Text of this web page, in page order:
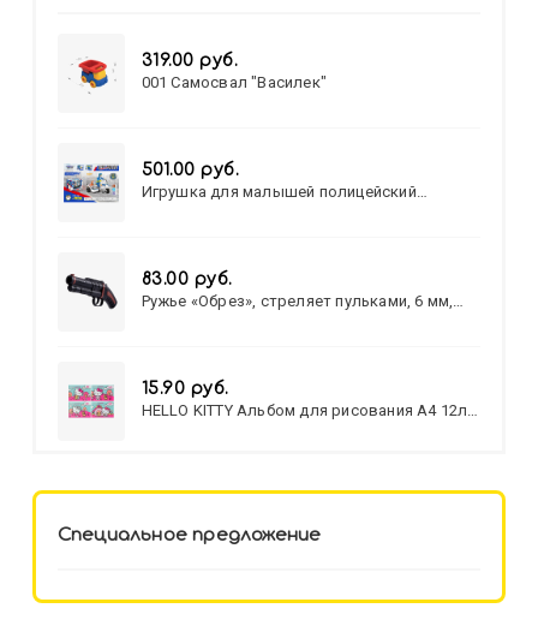
319.00 руб.
001 Самосвал "Василек"
501.00 руб.
Игрушка для малышей полицейский
83.00 руб.
Ружье «Обрез», стреляет пульками, 6 мм,
15.90 руб.
HELLO KITTY Альбом для рисования А4 12л.
Специальное предложение